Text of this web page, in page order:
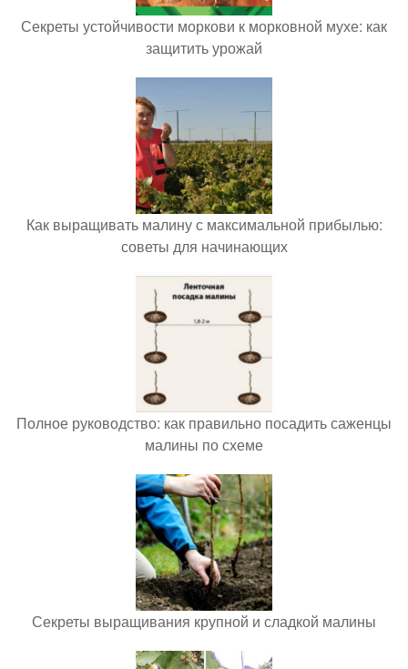
Секреты устойчивости моркови к морковной мухе: как
защитить урожай
Как выращивать малину с максимальной прибылью:
советы для начинающих
Полное руководство: как правильно посадить саженцы
малины по схеме
Секреты выращивания крупной и сладкой малины